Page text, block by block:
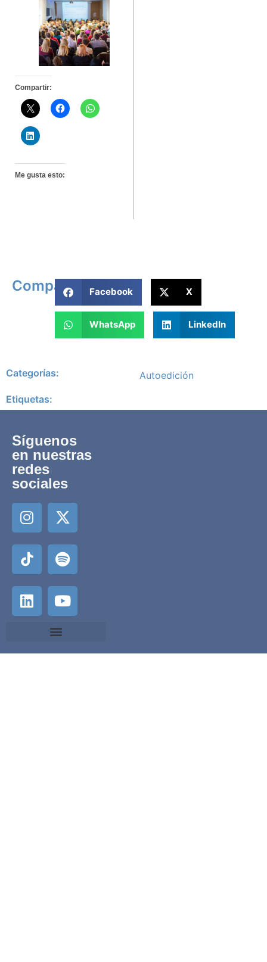
Compartir:
Me gusta esto:
Compartir Facebook X
WhatsApp LinkedIn
Categorías:
Autoedición
Etiquetas:
Síguenos
en nuestras
redes
sociales